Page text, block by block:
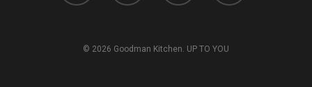
© 2026 Goodman Kitchen. UP TO YOU